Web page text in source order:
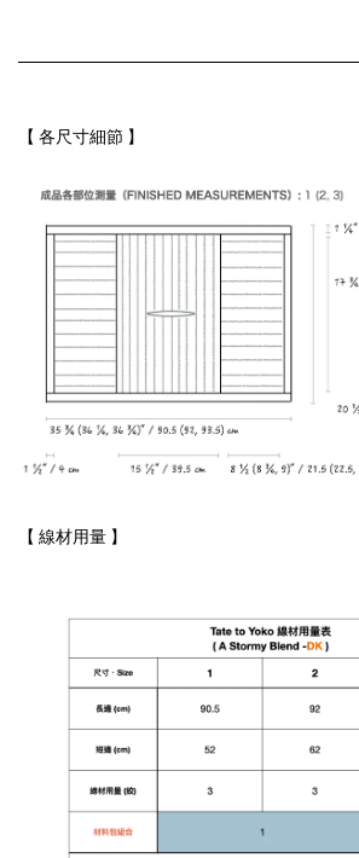
【 各尺寸細節 】
【 線材用量 】